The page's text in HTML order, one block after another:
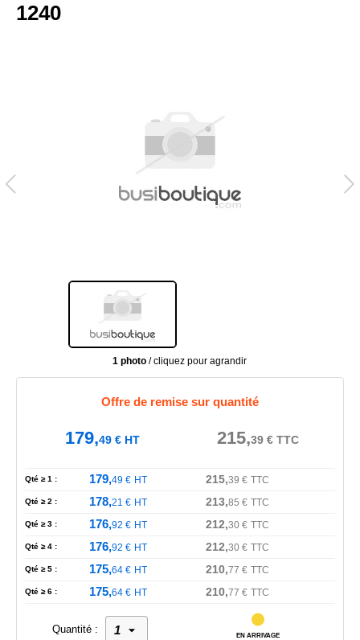
1240
1 photo / cliquez pour agrandir
Offre de remise sur quantité
179,49€HT 215,39€TTC
Qté ≥ 1 : 179,49€ HT 215,39 € TTC
Qté ≥ 2 : 178,21 € HT 213,85 € TTC
Qté ≥ 3 : 176,92 € HT 212,30€ TTC
Qté ≥ 4 : 176,92 € HT 212,30€ TTC
Qté ≥ 5 : 175,64€ HT 210,77 € TTC
Qté ≥ 6 : 175,64€ HT 210,77 € TTC
Quantité :
EN ARRIVAGE